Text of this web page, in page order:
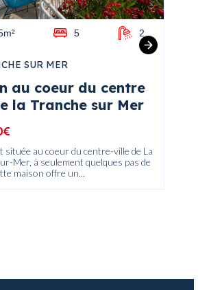
5 2
au coeur du centre
la Tranche sur Mer
SUR MER
située au coeur du centre-ville de La
Mer, à seulement quelques pas de
maison offre un...